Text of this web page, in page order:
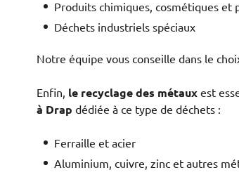
Produits chimiques, cosmétiques et
Déchets industriels spéciaux
Notre équipe vous conseille dans le
Enfin, le recyclage des métaux est
à Drap dédiée à ce type de déchets :
Ferraille et acier
Aluminium, cuivre, zinc et autres